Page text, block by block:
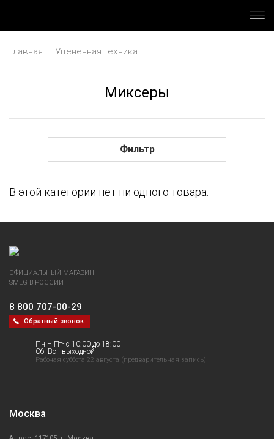
Главная Уцененная техника
Вакууматоры
Варочные поверхности
Варочные центры
Винные шкафы
Вспениватели
Вытяжки
Духовые шкафы
Столы для посудомоечных машин
Миксеры
Фильтр
В этой категории нет ни одного товара.
ОФИЦИАЛЬНЫЙ МАГАЗИН
SMEG В РОССИИ
8 800 707-00-29
Обратный звонок
Пн – Пт- с 10:00 до 18:00
Сб, Вс - выходной
Рабочая суббота 22 августа (предварительная запись)
Москва